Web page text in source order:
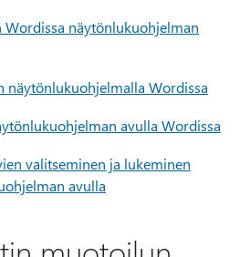
Wordissa näytönlukuohjelman
näytönlukuohjelmalla Wordissa
avulla Wordissa
valitseminen ja lukeminen
avulla